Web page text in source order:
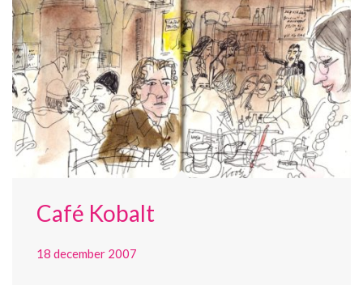
Café Kobalt
18 december 2007